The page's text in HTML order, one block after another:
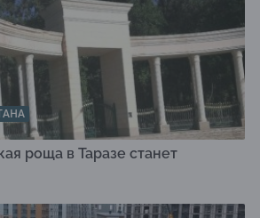
роща в Таразе станет